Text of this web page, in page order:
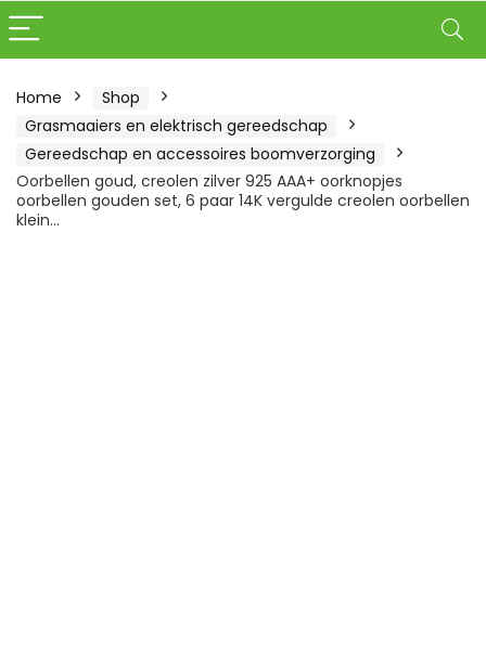
Home
Shop
Grasmaaiers en elektrisch gereedschap
Gereedschap en accessoires boomverzorging
Oorbellen goud, creolen zilver 925 AAA+ oorknopjes
oorbellen gouden set, 6 paar 14K vergulde creolen oorbellen
klein…